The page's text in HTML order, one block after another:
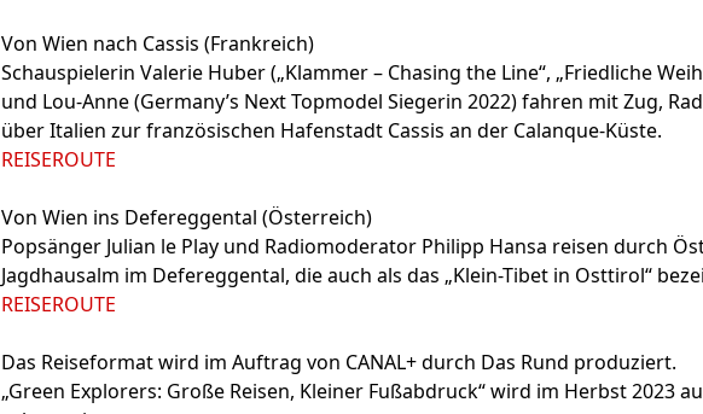
Von Wien nach Cassis (Frankreich)
Schauspielerin Valerie Huber („Klammer – Chasing the Line“, „Friedliche
und Lou-Anne (Germany’s Next Topmodel Siegerin 2022) fahren mit Zug,
über Italien zur französischen Hafenstadt Cassis an der Calanque-Küste.
REISEROUTE
Von Wien ins Defereggental (Österreich)
Popsänger Julian le Play und Radiomoderator Philipp Hansa reisen durch
Jagdhausalm im Defereggental, die auch als das „Klein-Tibet in Osttirol“
REISEROUTE
Das Reiseformat wird im Auftrag von CANAL+ durch Das Rund produziert.
„Green Explorers: Große Reisen, Kleiner Fußabdruck“ wird im Herbst 2023